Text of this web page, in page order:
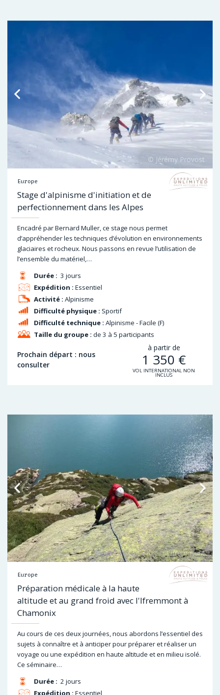
Europe
Stage d'alpinisme d'initiation et de
perfectionnement dans les Alpes
Encadré par Bernard Muller, ce stage nous permet
d’appréhender les techniques d’évolution en environnements
glaciaires et rocheux. Nous passons en revue l’utilisation de
l’ensemble du matériel,…
Durée : 3 jours
Difficulté physique : Sportif
Expédition : Essentiel
Difficulté technique : Alpinisme - Facile (F)
Activité : Alpinisme
Taille du groupe : de 3 à 5 participants
Prochain départ : nous
consulter
à partir de
1 350 €
VOL INTERNATIONAL NON
INCLUS
Europe
Préparation médicale à la haute
altitude et au grand froid avec l'Ifremmont à
Chamonix
Au cours de ces deux journées, nous abordons l’essentiel des
sujets à connaître et à anticiper pour préparer et réaliser un
voyage ou une expédition en haute altitude et en milieu isolé.
Ce séminaire…
Durée : 2 jours
Expédition : Essentiel